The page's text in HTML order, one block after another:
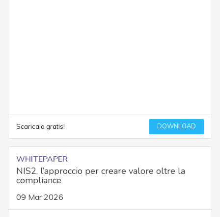
Scaricalo gratis! DOWNLOAD
WHITEPAPER
NIS2, l’approccio per creare valore oltre la
compliance
09 Mar 2026